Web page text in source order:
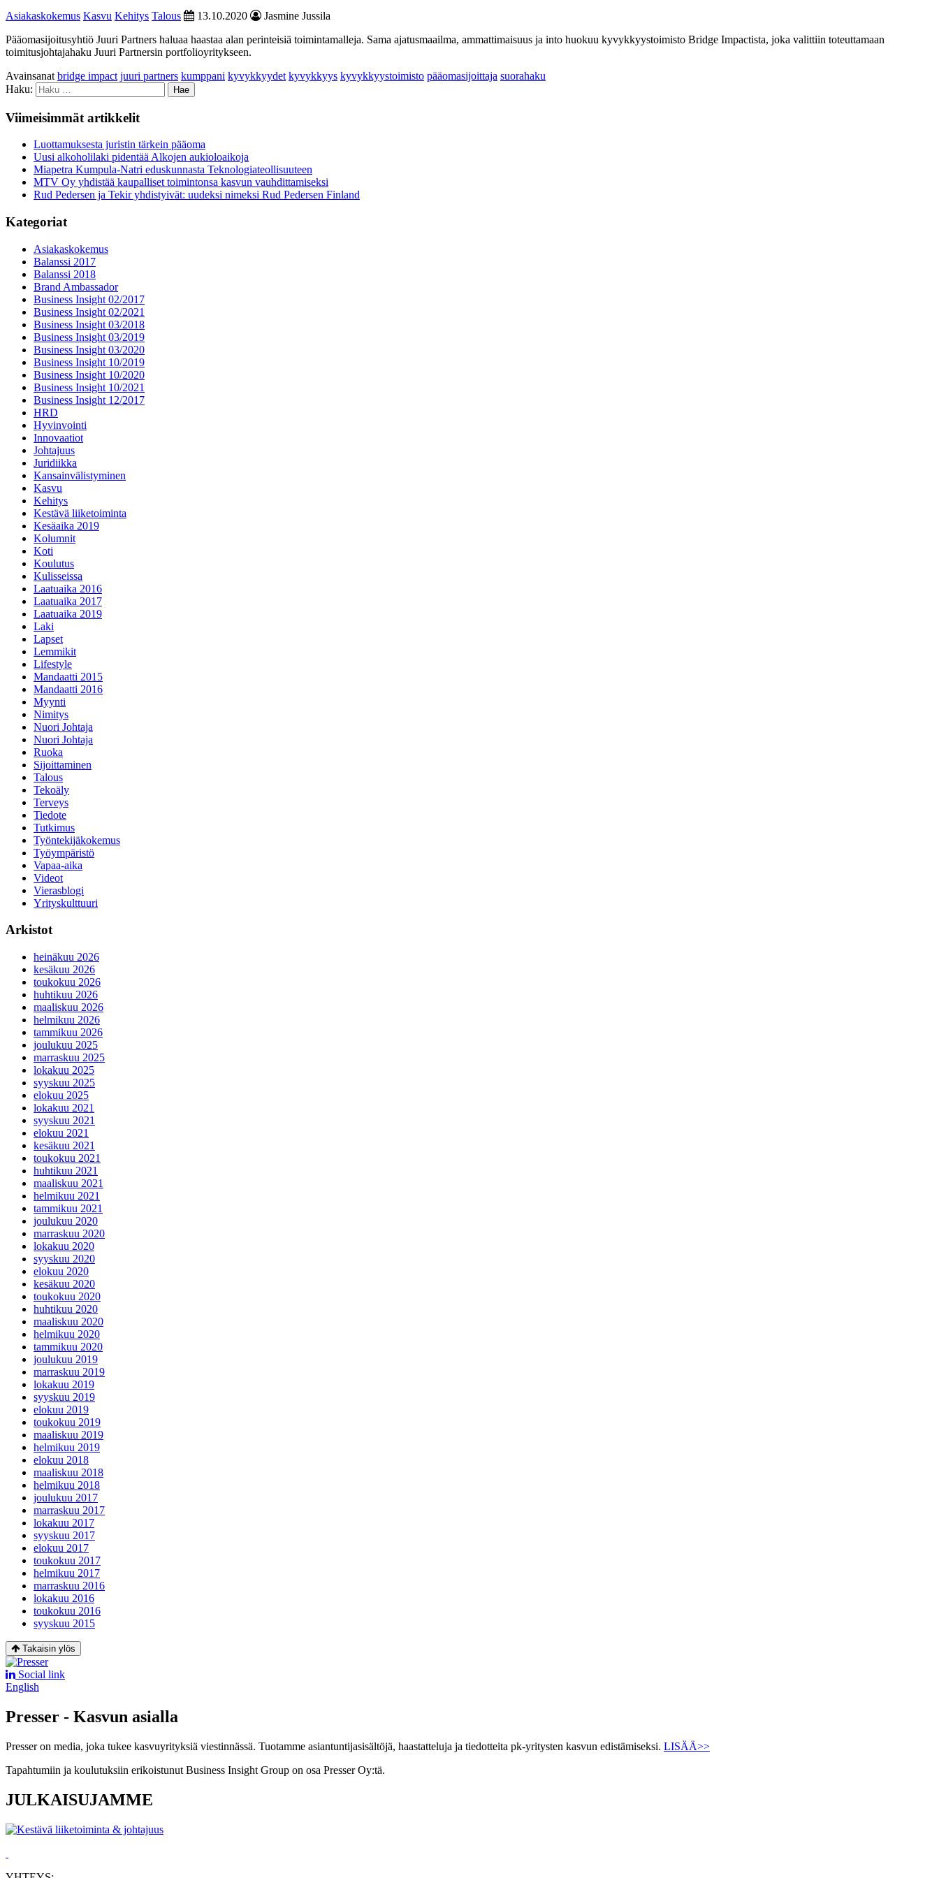
Asiakaskokemus Kasvu Kehitys Talous 13.10.2020
Jasmine Jussila
Pääomasijoitusyhtiö Juuri Partners haluaa haastaa alan perinteisiä toimintamalleja. Sama ajatusmaailma, ammattimaisuus ja into huokuu kyvykkyystoimisto Bridge Impactista, joka valittiin toteuttamaan
toimitusjohtajahaku Juuri Partnersin portfolioyritykseen.
Avainsanat bridge impact juuri partners kumppani kyvykkyydet kyvykkyys kyvykkyystoimisto pääomasijoittaja suorahaku
Haku:
Viimeisimmät artikkelit
Luottamuksesta juristin tärkein pääoma
Uusi alkoholilaki pidentää Alkojen aukioloaikoja
Miapetra Kumpula-Natri eduskunnasta Teknologiateollisuuteen
MTV Oy yhdistää kaupalliset toimintonsa kasvun vauhdittamiseksi
Rud Pedersen ja Tekir yhdistyivät: uudeksi nimeksi Rud Pedersen Finland
Kategoriat
Asiakaskokemus
Balanssi 2017
Balanssi 2018
Brand Ambassador
Business Insight 02/2017
Business Insight 02/2021
Business Insight 03/2018
Business Insight 03/2019
Business Insight 03/2020
Business Insight 10/2019
Business Insight 10/2020
Business Insight 10/2021
Business Insight 12/2017
HRD
Hyvinvointi
Innovaatiot
Johtajuus
Juridiikka
Kansainvälistyminen
Kasvu
Kehitys
Kestävä liiketoiminta
Kesäaika 2019
Kolumnit
Koti
Koulutus
Kulisseissa
Laatuaika 2016
Laatuaika 2017
Laatuaika 2019
Laki
Lapset
Lemmikit
Lifestyle
Mandaatti 2015
Mandaatti 2016
Myynti
Nimitys
Nuori Johtaja
Nuori Johtaja
Ruoka
Sijoittaminen
Talous
Tekoäly
Terveys
Tiedote
Tutkimus
Työntekijäkokemus
Työympäristö
Vapaa-aika
Videot
Vierasblogi
Yrityskulttuuri
Arkistot
heinäkuu 2026
kesäkuu 2026
toukokuu 2026
huhtikuu 2026
maaliskuu 2026
helmikuu 2026
tammikuu 2026
joulukuu 2025
marraskuu 2025
lokakuu 2025
syyskuu 2025
elokuu 2025
lokakuu 2021
syyskuu 2021
elokuu 2021
kesäkuu 2021
toukokuu 2021
huhtikuu 2021
maaliskuu 2021
helmikuu 2021
tammikuu 2021
joulukuu 2020
marraskuu 2020
lokakuu 2020
syyskuu 2020
elokuu 2020
kesäkuu 2020
toukokuu 2020
huhtikuu 2020
maaliskuu 2020
helmikuu 2020
tammikuu 2020
joulukuu 2019
marraskuu 2019
lokakuu 2019
syyskuu 2019
elokuu 2019
toukokuu 2019
maaliskuu 2019
helmikuu 2019
elokuu 2018
maaliskuu 2018
helmikuu 2018
joulukuu 2017
marraskuu 2017
lokakuu 2017
syyskuu 2017
elokuu 2017
toukokuu 2017
helmikuu 2017
marraskuu 2016
lokakuu 2016
toukokuu 2016
syyskuu 2015
Takaisin ylös
Social link
English
Presser - Kasvun asialla
Presser on media, joka tukee kasvuyrityksiä viestinnässä. Tuotamme asiantuntijasisältöjä, haastatteluja ja tiedotteita pk-yritysten kasvun edistämiseksi. LISÄÄ>>
Tapahtumiin ja koulutuksiin erikoistunut Business Insight Group on osa Presser Oy:tä.
JULKAISUJAMME